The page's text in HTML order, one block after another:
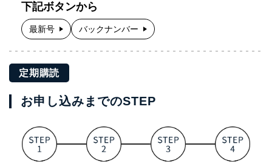
下記ボタンから
最新号 バックナンバー
定期購読
お申し込みまでのSTEP